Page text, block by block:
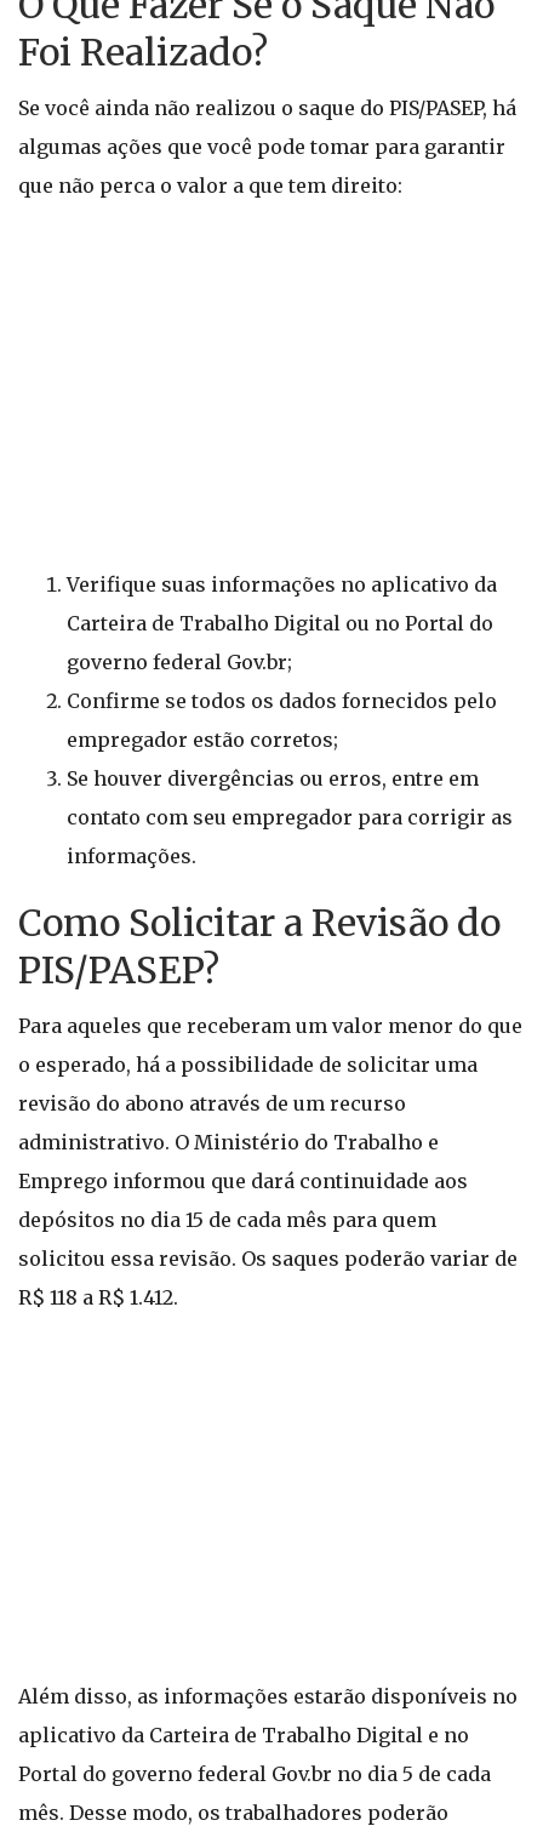
Foi Realizado?
Se você ainda não realizou o saque do PIS/PASEP, há
algumas ações que você pode tomar para garantir
que não perca o valor a que tem direito:
Verifique suas informações no aplicativo da
Carteira de Trabalho Digital ou no Portal do
governo federal Gov.br;
Confirme se todos os dados fornecidos pelo
empregador estão corretos;
Se houver divergências ou erros, entre em
contato com seu empregador para corrigir as
informações.
Como Solicitar a Revisão do
PIS/PASEP?
Para aqueles que receberam um valor menor do que
o esperado, há a possibilidade de solicitar uma
revisão do abono através de um recurso
administrativo. O Ministério do Trabalho e
Emprego informou que dará continuidade aos
depósitos no dia 15 de cada mês para quem
solicitou essa revisão. Os saques poderão variar de
R$ 118 a R$ 1.412.
Além disso, as informações estarão disponíveis no
aplicativo da Carteira de Trabalho Digital e no
Portal do governo federal Gov.br no dia 5 de cada
mês. Desse modo, os trabalhadores poderão